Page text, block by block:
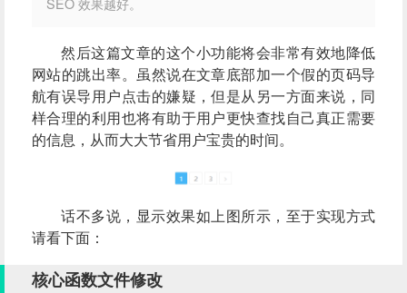
然后这篇文章的这个小功能将会非常有效地降低
网站的跳出率。虽然说在文章底部加一个假的页码导
航有误导用户点击的嫌疑，但是从另一方面来说，同
样合理的利用也将有助于用户更快查找自己真正需要
的信息，从而大大节省用户宝贵的时间。
话不多说，显示效果如上图所示，至于实现方式
请看下面：
核心函数文件修改